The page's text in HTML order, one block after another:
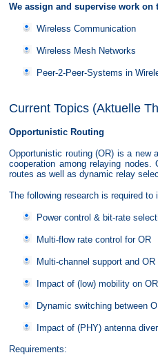
We assign and supervise work on
Wireless Communication
Wireless Mesh Networks
Peer-2-Peer-Systems in
Current Topics (Aktuelle
Opportunistic Routing
Opportunistic routing (OR) is a new
cooperation among relaying
routes as well as dynamic relay
The following research is required to
Power control & bit-rate
Multi-flow rate control for OR
Multi-channel support and OR
Impact of (low) mobility on OR
Dynamic switching between
Impact of (PHY) antenna
Requirements: